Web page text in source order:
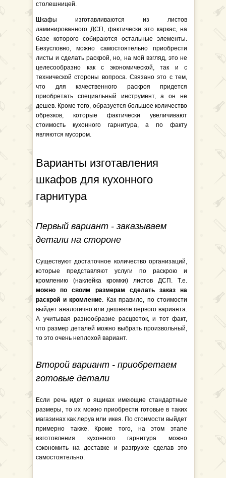
столешницей.
Шкафы изготавливаются из листов
ламинированного ДСП, фактически это каркас, на
базе которого собираются остальные элементы.
Безусловно, можно самостоятельно приобрести
листы и сделать раскрой, но, на мой взгляд, это не
целесообразно как с экономической, так и с
технической стороны вопроса. Связано это с тем,
что для качественного раскроя придется
приобретать специальный инструмент, а он не
дешев. Кроме того, образуется большое количество
обрезков, которые фактически увеличивают
стоимость кухонного гарнитура, а по факту
являются мусором.
Варианты изготавления
шкафов для кухонного
гарнитура
Первый вариант - заказываем
детали на стороне
Существуют достаточное количество организаций,
которые представляют услуги по раскрою и
кромлению (наклейка кромки) листов ДСП. Т.е.
можно по своим размерам сделать заказ на
раскрой и кромление. Как правило, по стоимости
выйдет аналогично или дешевле первого варианта.
А учитывая разнообразие расцветок, и тот факт,
что размер деталей можно выбрать произвольный,
то это очень неплохой вариант.
Второй вариант - приобретаем
готовые детали
Если речь идет о ящиках имеющие стандартные
размеры, то их можно приобрести готовые в таких
магазинах как леруа или икея. По стоимости выйдет
примерно также. Кроме того, на этом этапе
изготовления кухонного гарнитура можно
сэкономить на доставке и разгрузке сделав это
самостоятельно.